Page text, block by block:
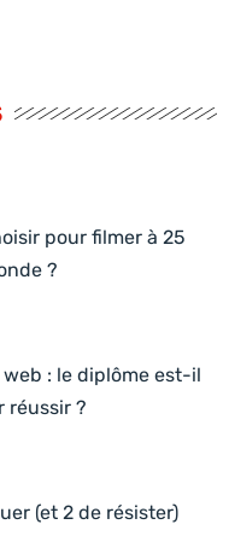
pour filmer à 25
?
: le diplôme est-il
réussir ?
(et 2 de résister)